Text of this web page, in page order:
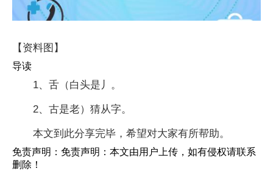
【资料图】
导读
1、舌（白头是丿。
2、古是老）猜从字。
本文到此分享完毕，希望对大家有所帮助。
免责声明：免责声明：本文由用户上传，如有侵权请联系
删除！